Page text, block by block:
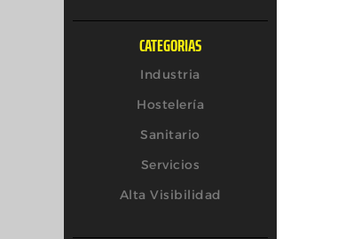
CATEGORIAS
Industria
Hostelería
Sanitario
Servicios
Alta Visibilidad